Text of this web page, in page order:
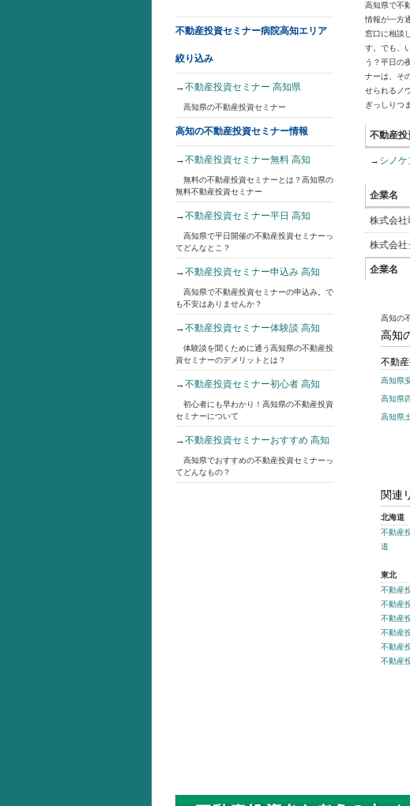
不動産投資セミナー病院高知エリア
絞り込み
→不動産投資セミナー 高知県
高知県の不動産投資セミナー
高知の不動産投資セミナー情報
→不動産投資セミナー無料 高知
無料の不動産投資セミナーとは？高知県の
無料不動産投資セミナー
→不動産投資セミナー平日 高知
高知県で平日開催の不動産投資セミナーっ
てどんなとこ？
→不動産投資セミナー申込み 高知
高知県で不動産投資セミナーの申込み。で
も不安はありませんか？
→不動産投資セミナー体験談 高知
体験談を聞くために通う高知県の不動産投
資セミナーのデメリットとは？
→不動産投資セミナー初心者 高知
初心者にも早わかり！高知県の不動産投資
セミナーについて
→不動産投資セミナーおすすめ 高知
高知県でおすすめの不動産投資セミナーっ
てどんなもの？
高知県で不
情報が一方
窓口に相談
す。でも、
う？平日の
ナーは、そ
せられるノ
ぎっしりつ
不動産投
→ シノ
企業名
株式会社
株式会社
企業名
高知の
高知
不動
高知県
高知県
高知県
関連
北海道
不動産
道
東北
不動産
不動産
不動産
不動産
不動産
不動産